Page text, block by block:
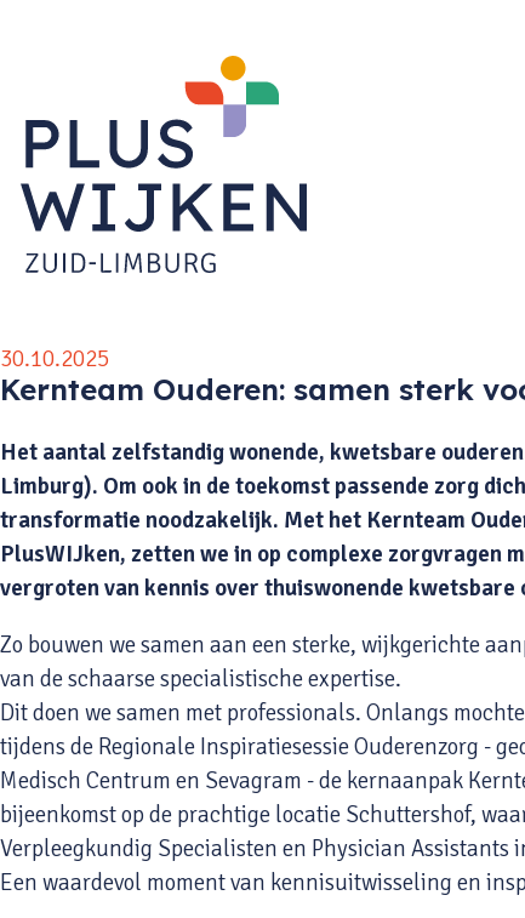
30.10.2025
Kernteam Ouderen: samen sterk
Het aantal zelfstandig wonende, kwetsbare
Limburg). Om ook in de toekomst passende zorg
transformatie noodzakelijk. Met het Kernteam
PlusWIJken, zetten we in op complexe zorgvragen
vergroten van kennis over thuiswonende kwetsbare
Zo bouwen we samen aan een sterke, wijkgerichte
van de schaarse specialistische expertise.
Dit doen we samen met professionals. Onlangs
tijdens de Regionale Inspiratiesessie Ouderenzorg -
Medisch Centrum en Sevagram - de kernaanpak
bijeenkomst op de prachtige locatie Schuttershof,
Verpleegkundig Specialisten en Physician Assistants
Een waardevol moment van kennisuitwisseling en